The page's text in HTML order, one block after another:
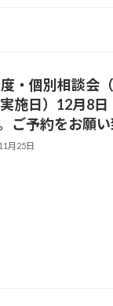
度・個別相談会
施日）12月8
ご予約をお願い
月25日